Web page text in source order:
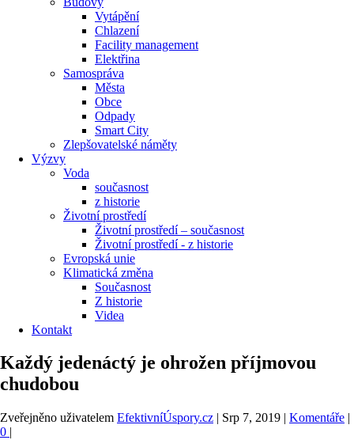
Vytápění
Chlazení
Facility management
Elektřina
Samospráva
Města
Obce
Odpady
Smart City
Zlepšovatelské náměty
Výzvy
Voda
současnost
z historie
Životní prostředí
Životní prostředí – současnost
Životní prostředí ​- z historie
Evropská unie
Klimatická změna
Současnost
Z historie
Videa
Kontakt
Každý jedenáctý je ohrožen příjmovou
chudobou
Zveřejněno uživatelem EfektivníÚspory.cz | Srp 7, 2019 | Komentáře |
0 |